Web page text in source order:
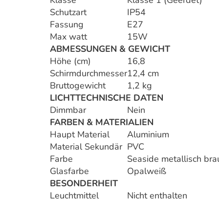
Schutzart
IP54
Fassung
E27
Max watt
15W
ABMESSUNGEN & GEWICHT
Höhe (cm)
16,8
Schirmdurchmesser12,4 cm
Bruttogewicht
1,2 kg
LICHTTECHNISCHE DATEN
Dimmbar
Nein
FARBEN & MATERIALIEN
Haupt Material
Aluminium
Material Sekundär PVC
Farbe
Seaside metallisch
Glasfarbe
Opalweiß
BESONDERHEIT
Leuchtmittel
Nicht enthalten